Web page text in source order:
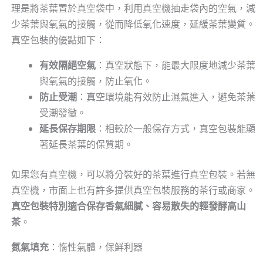
理是將茶葉置於真空袋中，利用真空機抽走袋內的空氣，減
少茶葉與氧氣的接觸，從而降低氧化速度，延緩茶葉變質。
真空包裝的優點如下：
有效隔絕空氣：真空狀態下，能最大限度地減少茶葉
與氧氣的接觸，防止氧化。
防止受潮 ：真空環境能有效防止濕氣進入，避免茶葉
受潮發黴。
延長保存期限：相較於一般保存方式，真空包裝能顯
著延長茶葉的保質期。
如果您有真空機，可以將分裝好的茶葉進行真空包裝。若無
真空機，市面上也有許多提供真空包裝服務的茶行或商家。
真空包裝特別適合保存香氣細膩、容易散失的輕發酵高山
茶。
氮氣填充：惰性氣體，保鮮利器